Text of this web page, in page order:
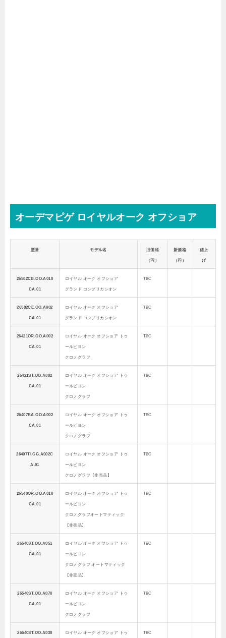
オーデマピゲ ロイヤルオーク オフショア
型番 モデル名 旧価格
（円）
新価格
（円）
値上
げ
26582CB.OO.A010
CA.01
ロイヤル オーク オフショア
グランド コンプリカシオン
TBC
26582CE.OO.A002
CA.01
ロイヤル オーク オフショア
グランド コンプリカシオン
TBC
26421OR.OO.A002
CA.01
ロイヤル オーク オフショア トゥ
ールビヨン
クロノグラフ
TBC
26421ST.OO.A002
CA.01
ロイヤル オーク オフショア トゥ
ールビヨン
クロノグラフ
TBC
26407BA.OO.A002
CA.01
ロイヤル オーク オフショア トゥ
ールビヨン
クロノグラフ
TBC
26407TI.GG.A002C
A.01
ロイヤル オーク オフショア トゥ
ールビヨン
クロノグラフ【非売品】
TBC
26540OR.OO.A010
CA.01
ロイヤル オーク オフショア トゥ
ールビヨン
クロノグラフオートマティック
【非売品】
TBC
26540ST.OO.A051
CA.01
ロイヤル オーク オフショア トゥ
ールビヨン
クロノグラフ オートマティック
【非売品】
TBC
26540ST.OO.A070
CA.01
ロイヤル オーク オフショア トゥ
ールビヨン
クロノグラフ
TBC
26540ST.OO.A038 ロイヤル オーク オフショア トゥ TBC